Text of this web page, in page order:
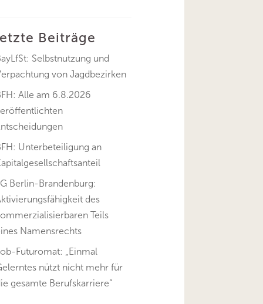
Beiträge
Selbstnutzung und
von Jagdbezirken
Alle am 6.8.2026
Unterbeteiligung an
Berlin-Brandenburg:
des
Teils
Namensrechts
Futuromat: „Einmal
nützt nicht mehr für
gesamte Berufskarriere“